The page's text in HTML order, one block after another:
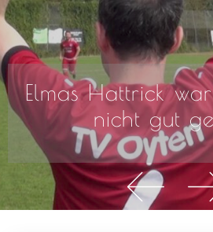
Elmas Hattrick
nicht gut